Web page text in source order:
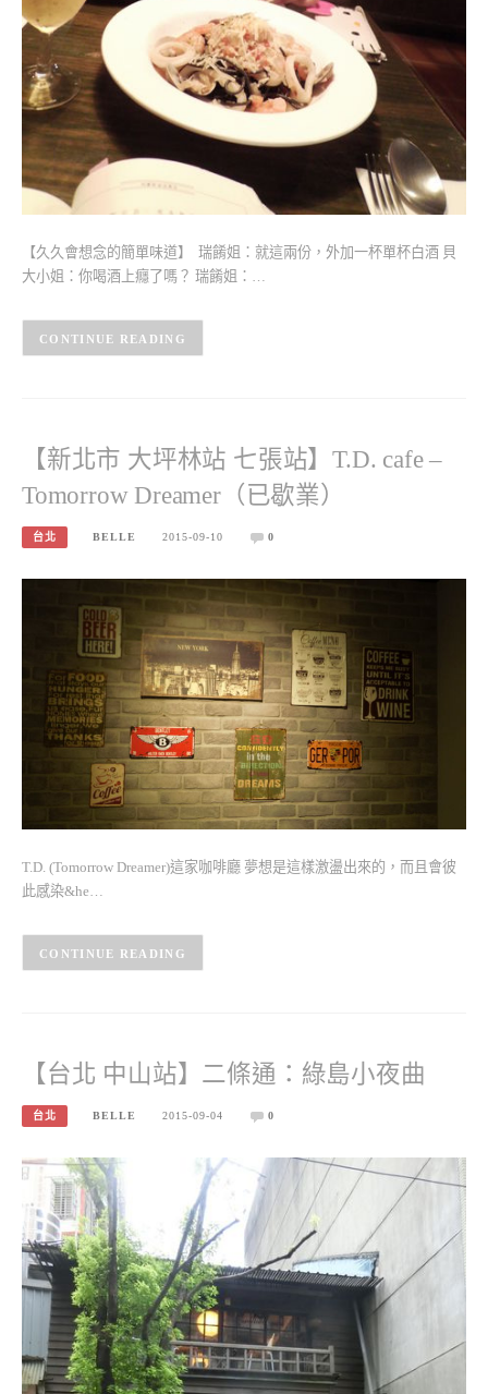
【久久會想念的簡單味道】 瑞餚姐：就這兩份，外加一杯單杯白酒 貝
大小姐：你喝酒上癮了嗎？ 瑞餚姐：…
CONTINUE READING
【新北市 大坪林站 七張站】T.D. cafe –
Tomorrow Dreamer（已歇業）
台北 BELLE 2015-09-10 0
T.D. (Tomorrow Dreamer)這家咖啡廳 夢想是這樣激盪出來的，而且會彼
此感染&he…
CONTINUE READING
【台北 中山站】二條通：綠島小夜曲
台北 BELLE 2015-09-04 0